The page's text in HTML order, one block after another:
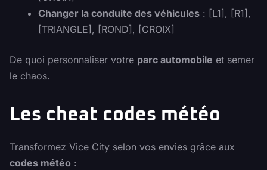
Changer la conduite des véhicules : [L1], [R1],
[TRIANGLE], [ROND], [CROIX]
De quoi personnaliser votre parc automobile et semer
le chaos.
Les cheat codes météo
Transformez Vice City selon vos envies grâce aux
codes météo :